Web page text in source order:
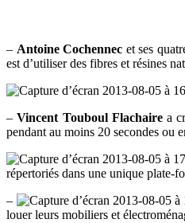
– Antoine Cochennec et ses
est d’utiliser des fibres et résines
–Vincent Touboul Flachairea
pendant au moins 20 secondes ou
répertoriés dans une unique plate-
–
louer leurs mobiliers et